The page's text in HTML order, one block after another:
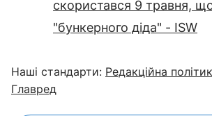
скористався 9 травня,
"бункерного діда" - ISW
Наші стандарти: Редакційна
Главред